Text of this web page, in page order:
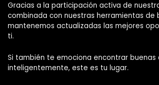
Gracias a la participación activa de
combinada con nuestras herramientas de
mantenemos actualizadas las mejores
ti.
Si también te emociona encontrar
inteligentemente, este es tu lugar.